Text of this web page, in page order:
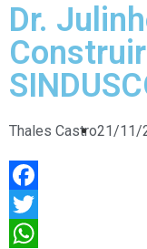
Dr.
Thales Castro21/11/
Facebook
Twitter